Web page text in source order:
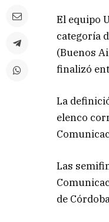
El equipo
categoría
(Buenos
finalizó
La
elenco
Las
de